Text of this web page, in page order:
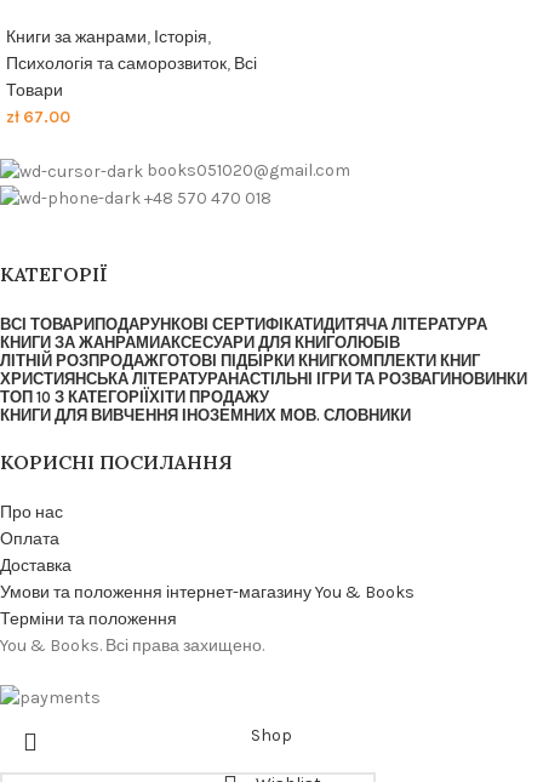
Книги за жанрами, Історія,
Психологія та саморозвиток, Всі
Товари
zł 67.00
books051020@gmail.com
+48 570 470 018
КАТЕГОРІЇ
ВСІ ТОВАРИ ПОДАРУНКОВІ СЕРТИФІКАТИДИТЯЧА ЛІТЕРАТУРА
КНИГИ ЗА ЖАНРАМИАКСЕСУАРИ ДЛЯ КНИГОЛЮБІВ
ЛІТНІЙ РОЗПРОДАЖГОТОВІ ПІДБІРКИ КНИГКОМПЛЕКТИ КНИГ
ХРИСТИЯНСЬКА ЛІТЕРАТУРАНАСТІЛЬНІ ІГРИ ТА РОЗВАГИ НОВИНКИ
ТОП 10 З КАТЕГОРІЇ ХІТИ ПРОДАЖУ
КНИГИ ДЛЯ ВИВЧЕННЯ ІНОЗЕМНИХ МОВ. СЛОВНИКИ
КОРИСНІ ПОСИЛАННЯ
Про нас
Оплата
Доставка
Умови та положення інтернет-магазину You & Books
Терміни та положення
You & Books. Всі права захищено.
Shop